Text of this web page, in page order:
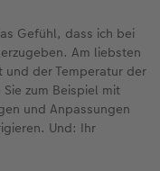
Gefühl, dass ich bei
Am liebsten
der Temperatur der
zum Beispiel mit
und Anpassungen
Und: Ihr